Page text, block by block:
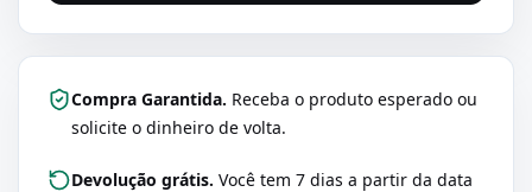
Compra Garantida. Receba o produto esperado ou
solicite o dinheiro de volta.
Devolução grátis. Você tem 7 dias a partir da data